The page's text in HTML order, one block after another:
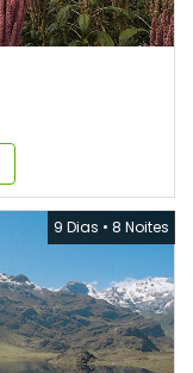
9 Dias • 8 Noites